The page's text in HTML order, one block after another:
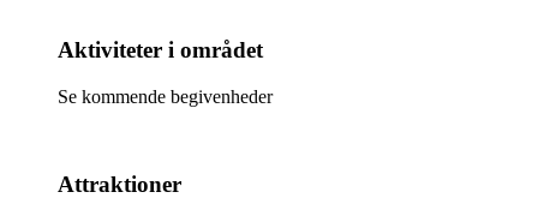
Aktiviteter i området
Se kommende begivenheder
Attraktioner